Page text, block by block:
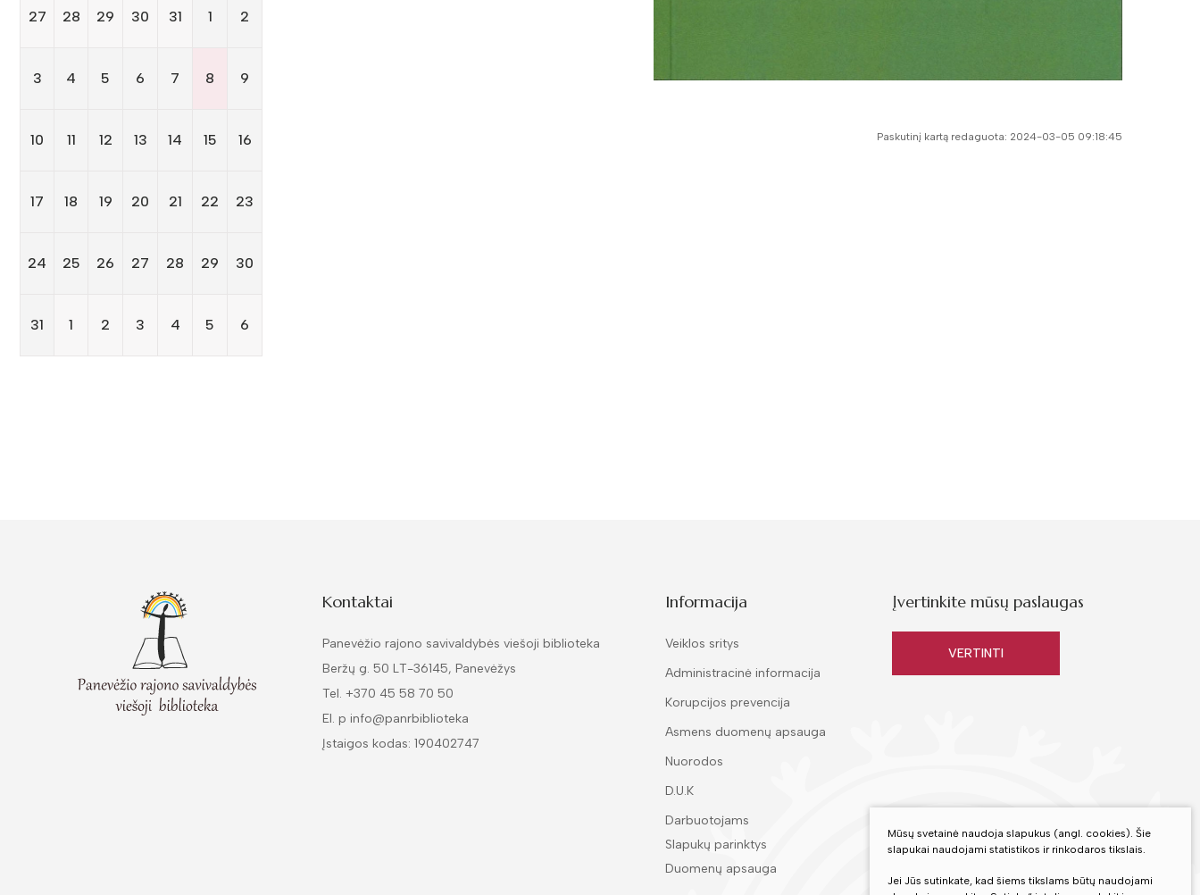
27 28 29 30 31 1 2
3 4 5 6 7 8 9
10 11 12 13 14 15 16
17 18 19 20 21 22 23
24 25 26 27 28 29 30
31 1 2 3 4 5 6
Paskutinį kartą redaguota: 2024-03-05 09:18:45
Kontaktai
Panevėžio rajono savivaldybės viešoji biblioteka
Beržų g. 50 LT-36145, Panevėžys
Tel. +370 45 58 70 50
El. p info@panrbiblioteka
Įstaigos kodas: 190402747
Informacija
Veiklos sritys
Administracinė informacija
Korupcijos prevencija
Asmens duomenų apsauga
Nuorodos
D.U.K
Darbuotojams
Slapukų parinktys
Duomenų apsauga
Įvertinkite mūsų paslaugas
VERTINTI
Mūsų svetainė naudoja slapukus (angl. cookies). Šie
slapukai naudojami statistikos ir rinkodaros tikslais.
Jei Jūs sutinkate, kad šiems tikslams būtų naudojami